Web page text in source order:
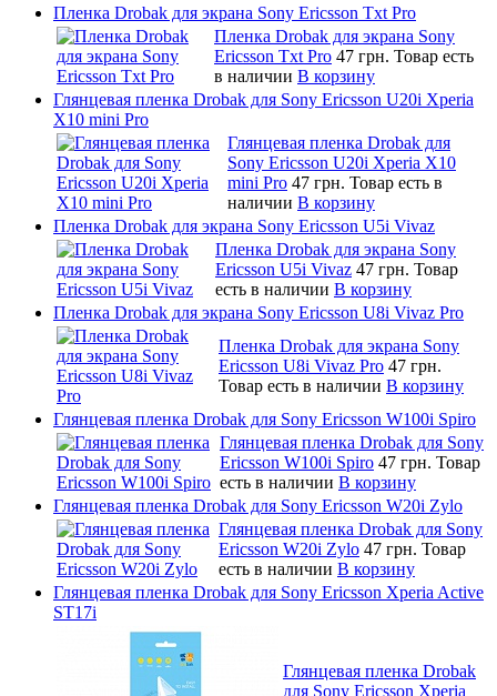
Пленка Drobak для экрана Sony Ericsson Txt Pro
Пленка Drobak для экрана Sony
Ericsson Txt Pro 47 грн. Товар есть
в наличии В корзину
Глянцевая пленка Drobak для Sony Ericsson U20i Xperia
X10 mini Pro
Глянцевая пленка Drobak для
Sony Ericsson U20i Xperia X10
mini Pro 47 грн. Товар есть в
наличии В корзину
Пленка Drobak для экрана Sony Ericsson U5i Vivaz
Пленка Drobak для экрана Sony
Ericsson U5i Vivaz 47 грн. Товар
есть в наличии В корзину
Пленка Drobak для экрана Sony Ericsson U8i Vivaz Pro
Пленка Drobak для экрана Sony
Ericsson U8i Vivaz Pro 47 грн.
Товар есть в наличии В корзину
Глянцевая пленка Drobak для Sony Ericsson W100i Spiro
Глянцевая пленка Drobak для Sony
Ericsson W100i Spiro 47 грн. Товар
есть в наличии В корзину
Глянцевая пленка Drobak для Sony Ericsson W20i Zylo
Глянцевая пленка Drobak для Sony
Ericsson W20i Zylo 47 грн. Товар
есть в наличии В корзину
Глянцевая пленка Drobak для Sony Ericsson Xperia Active
ST17i
Глянцевая пленка Drobak
для Sony Ericsson Xperia